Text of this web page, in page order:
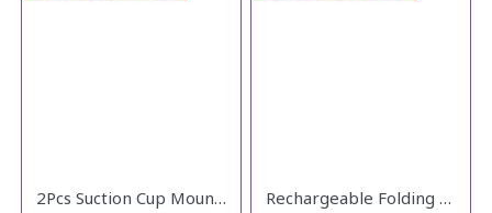
2Pcs Suction Cup Mount Car Blind Spot Mirror Wide Rear View Mirror Rechargeable Folding Fan LR-2018